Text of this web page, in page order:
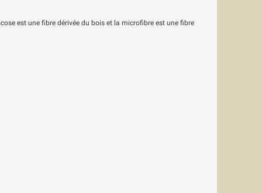
est une fibre dérivée du bois et la microfibre est une fibre